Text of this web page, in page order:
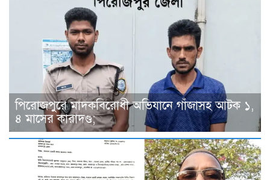
পিরোজপুরে মাদকবিরোধী অভিযানে গাঁজাসহ আটক ১,
৪ মাসের কারাদণ্ড;